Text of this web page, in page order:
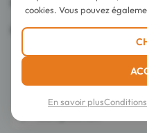
Parfum abricot.
Peigne non inclus.
Conseils d'utilisation
cookies. Vous pouvez
En savoir plus